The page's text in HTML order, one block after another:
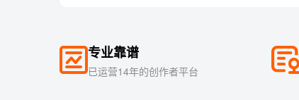
专业靠谱
已运营14年的创作者平台